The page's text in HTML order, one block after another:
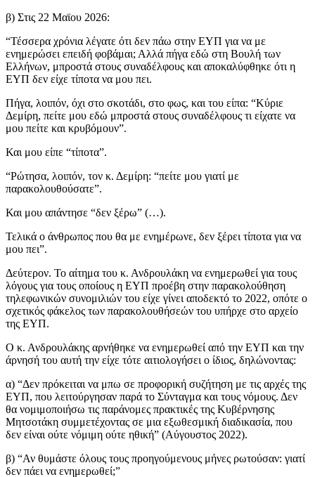
β) Στις 22 Μαϊου 2026:
“Τέσσερα χρόνια λέγατε ότι δεν πάω στην ΕΥΠ για να με
ενημερώσει επειδή φοβάμαι; Αλλά πήγα εδώ στη Βουλή των
Ελλήνων, μπροστά στους συναδέλφους και αποκαλύφθηκε ότι η
ΕΥΠ δεν είχε τίποτα να μου πει.
Πήγα, λοιπόν, όχι στο σκοτάδι, στο φως, και του είπα: “Κύριε
Δεμίρη, πείτε μου εδώ μπροστά στους συναδέλφους τι είχατε να
μου πείτε και κρυβόμουν”.
Και μου είπε “τίποτα”.
“Ρώτησα, λοιπόν, τον κ. Δεμίρη: “πείτε μου γιατί με
παρακολουθούσατε”.
Και μου απάντησε “δεν ξέρω” (…).
Τελικά ο άνθρωπος που θα με ενημέρωνε, δεν ξέρει τίποτα για να
μου πει”.
Δεύτερον. Το αίτημα του κ. Ανδρουλάκη να ενημερωθεί για τους
λόγους για τους οποίους η ΕΥΠ προέβη στην παρακολούθηση
τηλεφωνικών συνομιλιών του είχε γίνει αποδεκτό το 2022, οπότε ο
σχετικός φάκελος των παρακολουθήσεών του υπήρχε στο αρχείο
της ΕΥΠ.
Ο κ. Ανδρουλάκης αρνήθηκε να ενημερωθεί από την ΕΥΠ και την
άρνησή του αυτή την είχε τότε αιτιολογήσει ο ίδιος, δηλώνοντας:
α) “Δεν πρόκειται να μπω σε προφορική συζήτηση με τις αρχές της
ΕΥΠ, που λειτούργησαν παρά το Σύνταγμα και τους νόμους. Δεν
θα νομιμοποιήσω τις παράνομες πρακτικές της Κυβέρνησης
Μητσοτάκη συμμετέχοντας σε μια εξωθεσμική διαδικασία, που
δεν είναι ούτε νόμιμη ούτε ηθική” (Αύγουστος 2022).
β) “Αν θυμάστε όλους τους προηγούμενους μήνες ρωτούσαν: γιατί
δεν πάει να ενημερωθεί;”